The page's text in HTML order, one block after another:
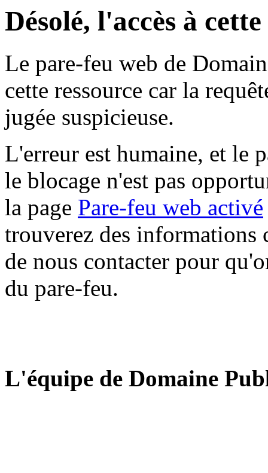
Désolé, l'accès à
Le pare-feu web de
cette ressource car la
jugée suspicieuse.
L'erreur est humaine, et le
le blocage n'est pas
la page Pare-feu web activé
trouverez des informations
de nous contacter pour
du pare-feu.
L'équipe de Domaine